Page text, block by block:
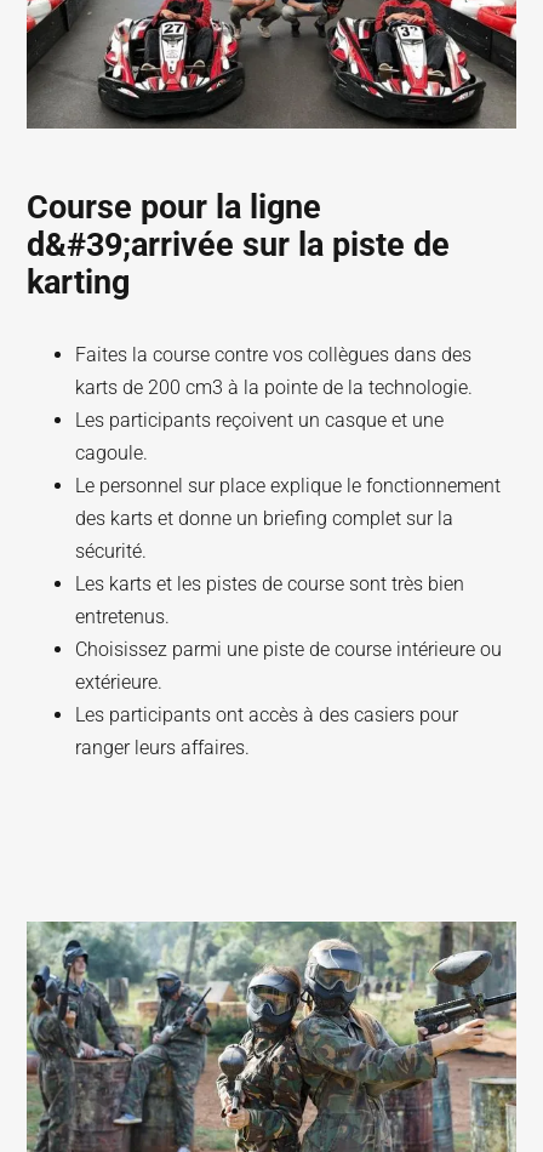
Course pour la ligne
d&#39;arrivée sur la piste de
karting
Faites la course contre vos collègues dans des
karts de 200 cm3 à la pointe de la technologie.
Les participants reçoivent un casque et une
cagoule.
Le personnel sur place explique le fonctionnement
des karts et donne un briefing complet sur la
sécurité.
Les karts et les pistes de course sont très bien
entretenus.
Choisissez parmi une piste de course intérieure ou
extérieure.
Les participants ont accès à des casiers pour
ranger leurs affaires.